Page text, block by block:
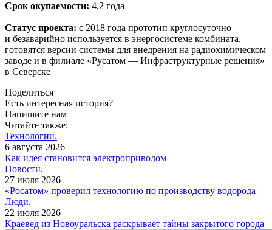
Срок окупаемости: 4,2 года
Статус проекта: с 2018 года прототип круглосуточно
и безаварийно используется в энергосистеме комбината,
готовятся версии системы для внедрения на радиохимическом
заводе и в филиале «Русатом — ​Инфраструктурные решения»
в Северске
Поделиться
Есть интересная история?
Напишите нам
Читайте также:
Технологии.
6 августа 2026
Как идея становится электроприводом
Новости.
27 июля 2026
«Росатом» проверил технологию по производству водорода
Люди.
22 июля 2026
Краевед из Новоуральска раскрывает тайны закрытого города